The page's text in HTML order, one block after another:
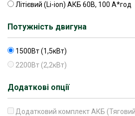
Літієвий (Li-ion) АКБ 60В, 100 А*год
Потужність двигуна
1500Вт (1,5кВт)
2200Вт (2,2кВт)
Додаткові опції
Додатковий комплект АКБ